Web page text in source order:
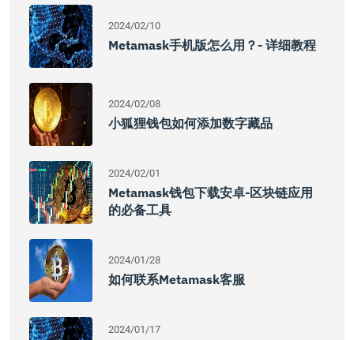
2024/02/10
Metamask手机版怎么用？- 详细教程
2024/02/08
小狐狸钱包如何添加数字藏品
2024/02/01
Metamask钱包下载安卓-区块链应用
的必备工具
2024/01/28
如何联系Metamask客服
2024/01/17